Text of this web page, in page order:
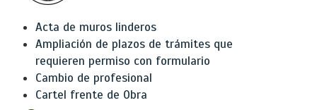
Acta de muros linderos
Ampliación de plazos de trámites que
requieren permiso con formulario
Cambio de profesional
Cartel frente de Obra